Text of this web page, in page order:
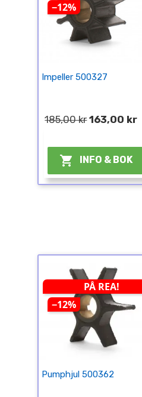
−12%
Impeller 500327
185,00 kr 163,00 kr
 INFO & BOK
PÅ REA!
−12%
Pumphjul 500362